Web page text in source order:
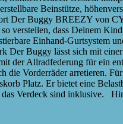
Beinstütze,
Der Buggy BREEZY von
verstellen, dass Deinem
Einhand-Gurtsystem
Der Buggy lässt sich mit
der Allradfederung für ein
die Vorderräder arretieren.
Platz. Er bietet eine
Verdeck sind inklusive.